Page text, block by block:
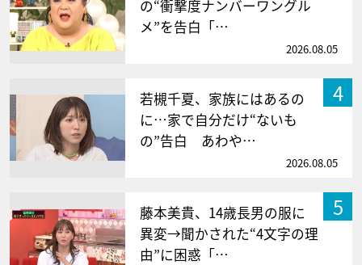
の“衝撃度ナンバーワングル
メ”を告白「…
2026.08.05
4
若槻千夏、家族にはあるの
に…家で自分だけ“ないも
の”告白 あわや…
2026.08.05
5
藤本美貴、14歳長男の服に
異変→聞かされた“4文字の理
由”に困惑「…